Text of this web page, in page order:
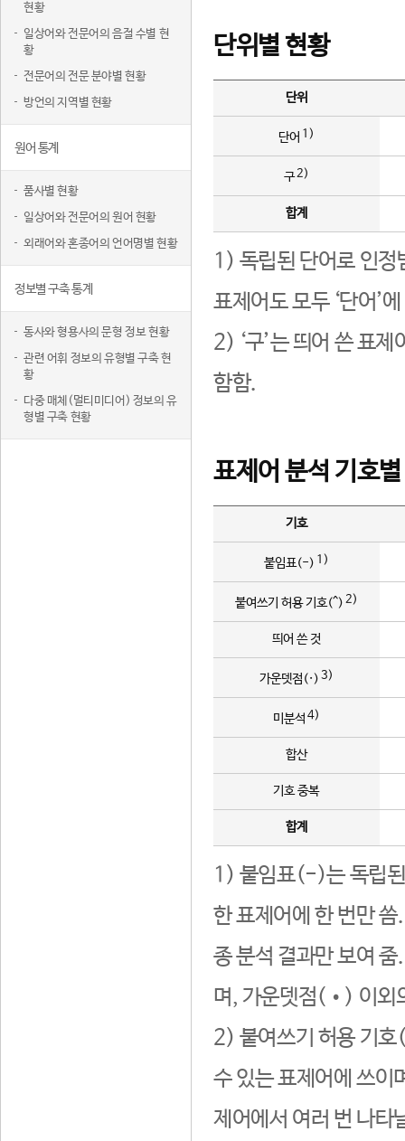
현황
일상어와 전문어의 음절 수별 현
황
전문어의 전문 분야별 현황
방언의 지역별 현황
원어 통계
품사별 현황
일상어와 전문어의 원어 현황
외래어와 혼종어의 언어명별 현황
정보별 구축 통계
동사와 형용사의 문형 정보 현황
관련 어휘 정보의 유형별 구축 현
황
다중 매체(멀티미디어) 정보의 유
형별 구축 현황
단위별 현황
단위
단어 1)
구2)
합계
1) 독립된 단어로 인정
표제어도 모두 ‘단어’
2) ‘구’는 띄어 쓴 표
함함.
표제어 분석 기호
기호
붙임표(-) 1)
붙여쓰기 허용 기호(^) 2)
띄어 쓴 것
가운뎃점(·) 3)
미분석 4)
합산
기호 중복
합계
1) 붙임표(-)는 독립된
한 표제어에 한 번만
종 분석 결과만 보여
며, 가운뎃점(•) 이외
2) 붙여쓰기 허용 기호
수 있는 표제어에 쓰이
제어에서 여러 번 나타